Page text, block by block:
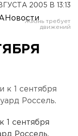
2005 В 13:13
1 сентября
Россель.
сентября
Россель.